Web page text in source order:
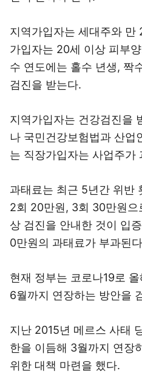
지역가입자는 세대주와 만
가입자는 20세 이상 피부
수 연도에는 홀수 년생, 짝
검진을 받는다.
지역가입자는 건강검진을
나 국민건강보험법과 산업
는 직장가입자는 사업주가
과태료는 최근 5년간 위반
2회 20만원, 3회 30만원으
상 검진을 안내한 것이 입
0만원의 과태료가 부과된
현재 정부는 코로나19로
6월까지 연장하는 방안을
지난 2015년 메르스 사태
한을 이듬해 3월까지 연장
위한 대책 마련을 했다.